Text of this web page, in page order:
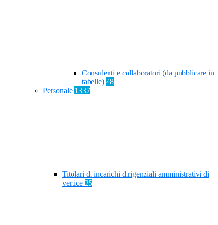
Consulenti e collaboratori (da pubblicare in
tabelle) 48
Personale 1337
Titolari di incarichi dirigenziali amministrativi di
vertice 25